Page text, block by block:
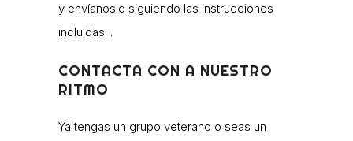
y envíanoslo siguiendo las instrucciones
incluidas. .
CONTACTA CON A NUESTRO
RITMO
Ya tengas un grupo veterano o seas un